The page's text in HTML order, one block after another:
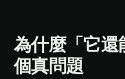
為什麼「它還
個真問題